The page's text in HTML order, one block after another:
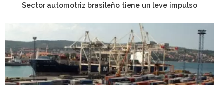
Sector automotriz brasileño tiene un leve impulso